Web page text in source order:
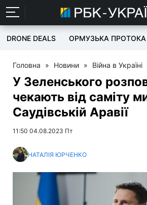
DRONE DEALS ОРМУЗЬКА ПРОТОКА
Головна » Новини » Війна в Україні
У Зеленського
чекають від саміту
Саудівській Аравії
11:50 04.08.2023 Пт
НАТАЛІЯ ЮРЧЕНКО